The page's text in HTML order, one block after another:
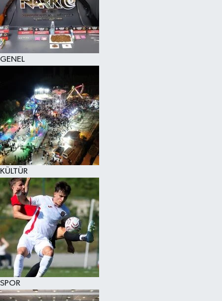
GENEL
KÜLTÜR
SPOR
KÜLTÜR SANAT
MAGAZİN
SAĞLIK
SİYASET
SPOR
TEKNOLOJİ
VİZYONDAKİLER
YAŞAM